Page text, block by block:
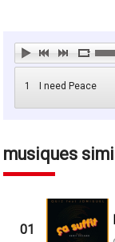
1 I need Peace
musiques
01